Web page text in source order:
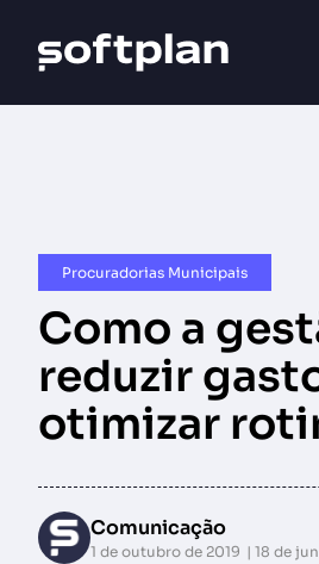
Procuradorias Municipais
Como a
reduzir
otimizar
Comunicação
1 de outubro de 2019 18 de